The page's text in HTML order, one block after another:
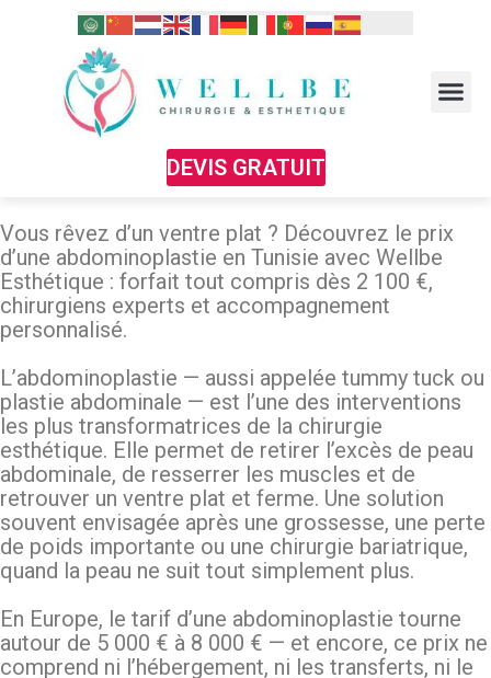
DEVIS GRATUIT
Vous rêvez d’un ventre plat ? Découvrez le prix
d’une abdominoplastie en Tunisie avec Wellbe
Esthétique : forfait tout compris dès 2 100 €,
chirurgiens experts et accompagnement
personnalisé.
L’abdominoplastie — aussi appelée tummy tuck ou
plastie abdominale — est l’une des interventions
les plus transformatrices de la chirurgie
esthétique. Elle permet de retirer l’excès de peau
abdominale, de resserrer les muscles et de
retrouver un ventre plat et ferme. Une solution
souvent envisagée après une grossesse, une perte
de poids importante ou une chirurgie bariatrique,
quand la peau ne suit tout simplement plus.
En Europe, le tarif d’une abdominoplastie tourne
autour de 5 000 € à 8 000 € — et encore, ce prix ne
comprend ni l’hébergement, ni les transferts, ni le